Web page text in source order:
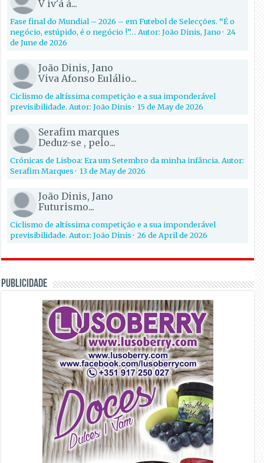
V iv'á á...
Fase final do Mundial – 2026 – em Futebol de Selecções. “É o
negócio, estúpido, é o negócio !”… Autor: João Dinis, Jano·24
de June de 2026
João Dinis, Jano
Viva Afonso Eulálio...
Ciclismo de altíssima competição e a sua imponderável
previsibilidade. Autor: João Dinis·15 de May de 2026
Serafim marques
Deduz-se , pelo...
Crónicas de Lisboa: Era um Setembro da minha infância. Autor:
Serafim Marques·13 de May de 2026
João Dinis, Jano
Futurismo...
Ciclismo de altíssima competição e a sua imponderável
previsibilidade. Autor: João Dinis·26 de April de 2026
PUBLICIDADE